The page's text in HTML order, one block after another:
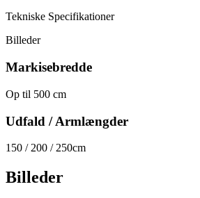
Tekniske Specifikationer
Billeder
Markisebredde
Op til 500 cm
Udfald / Armlængder
150 / 200 / 250cm
Billeder